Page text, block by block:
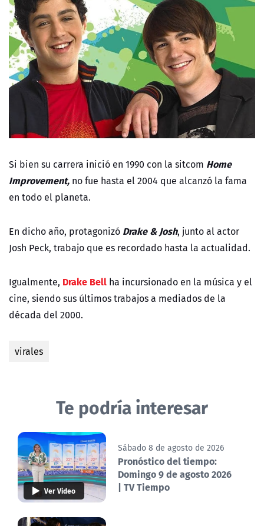
Si bien su carrera inició en 1990 con la sitcom Home
Improvement, no fue hasta el 2004 que alcanzó la fama
en todo el planeta.
En dicho año, protagonizó Drake & Josh, junto al actor
Josh Peck, trabajo que es recordado hasta la actualidad.
Igualmente, Drake Bell ha incursionado en la música y el
cine, siendo sus últimos trabajos a mediados de la
década del 2000.
virales
Te podría interesar
Ver Video
Sábado 8 de agosto de 2026
Pronóstico del tiempo:
Domingo 9 de agosto 2026
| TV Tiempo